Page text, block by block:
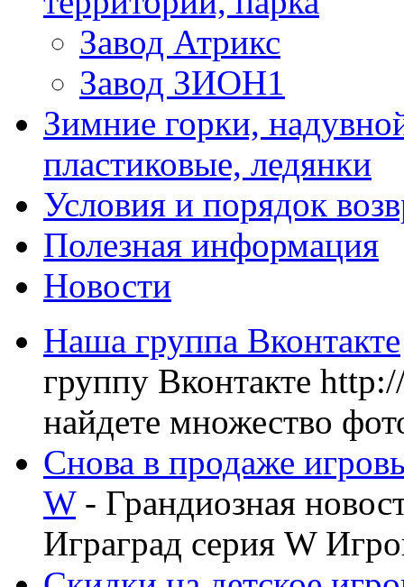
Завод Атрикс
Завод ЗИОН1
Зимние горки,
пластиковые, ледянки
Условия и порядок
Полезная информация
Новости
Наша группа Вконтакте
группу Вконтакте
найдете множество
Снова в продаже
W- Грандиозная
Играград серия W